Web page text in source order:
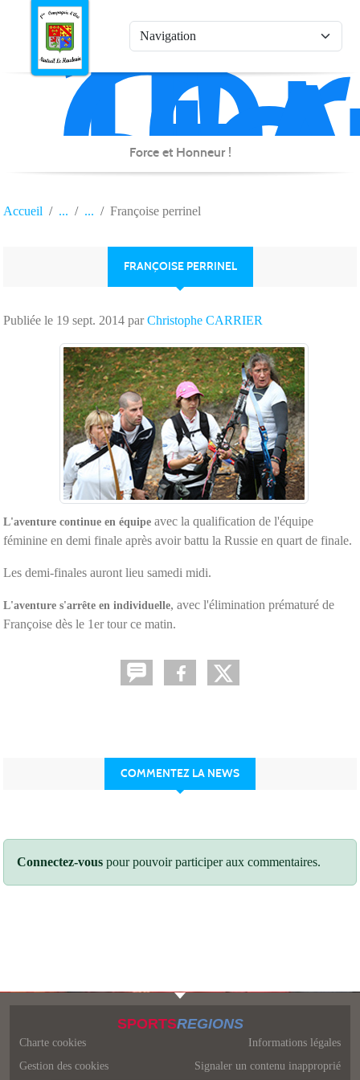
de
Force et Honneur !
Accueil Françoise perrinel
FRANÇOISE PERRINEL
Publiée le 19 sept. 2014 parChristophe CARRIER
L'aventure continue en équipe avec la qualification de l'équipe
féminine en demi finale après avoir battu la Russie en quart de finale.
Les demi-finales auront lieu samedi midi.
L'aventure s'arrête en individuelle, avec l'élimination prématuré de
Françoise dès le 1er tour ce matin.
COMMENTEZ LA NEWS
Connectez-vous pour pouvoir participer aux commentaires.
SPORTSREGIONS
Charte cookies
Gestion des cookies
Informations légales
Signaler un contenu inapproprié
Panneau de gestion des cookies